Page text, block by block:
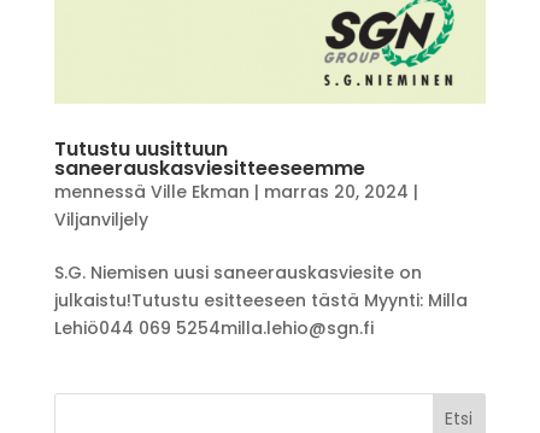
Tutustu uusittuun
saneerauskasviesitteeseemme
mennessä Ville Ekman | marras 20, 2024 |
Viljanviljely
S.G. Niemisen uusi saneerauskasviesite on
julkaistu!Tutustu esitteeseen tästä Myynti: Milla
Lehiö044 069 5254milla.lehio@sgn.fi
Etsi